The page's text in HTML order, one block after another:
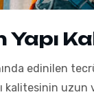
edinilen
uzun